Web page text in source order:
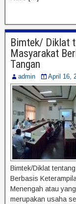
Bimtek/ Diklat
Masyarakat
Tangan
admin April 16,
Bimtek/Diklat
Berbasis
Menengah atau
merupakan usaha